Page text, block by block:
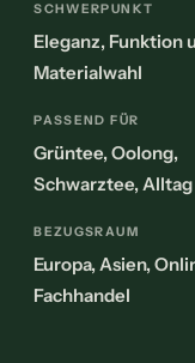
SCHWERPUNKT
Eleganz, Funktion
Materialwahl
PASSEND FÜR
Grüntee, Oolong,
Schwarztee, Alltag
BEZUGSRAUM
Europa, Asien,
Fachhandel